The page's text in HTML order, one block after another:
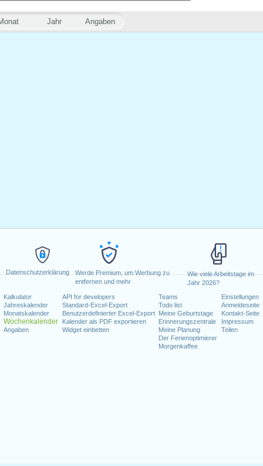
Datenschutzerklärung
Werde Premium, um Werbung zu
entfernen und mehr
Wie viele Arbeitstage im
Jahr 2026?
Kalkulator
Jahreskalender
Monatskalender
Wochenkalender
Angaben
API for developers
Standard-Excel-Export
Benutzerdefinierter Excel-Export
Kalender als PDF exportieren
Widget einbetten
Teams
Todo list
Meine Geburtstage
Erinnerungszentrale
Meine Planung
Der Ferienoptimierer
Morgenkaffee
Einstellungen
Anmeldeseite
Kontakt-Seite
Impressum
Teilen
Jahr Angaben